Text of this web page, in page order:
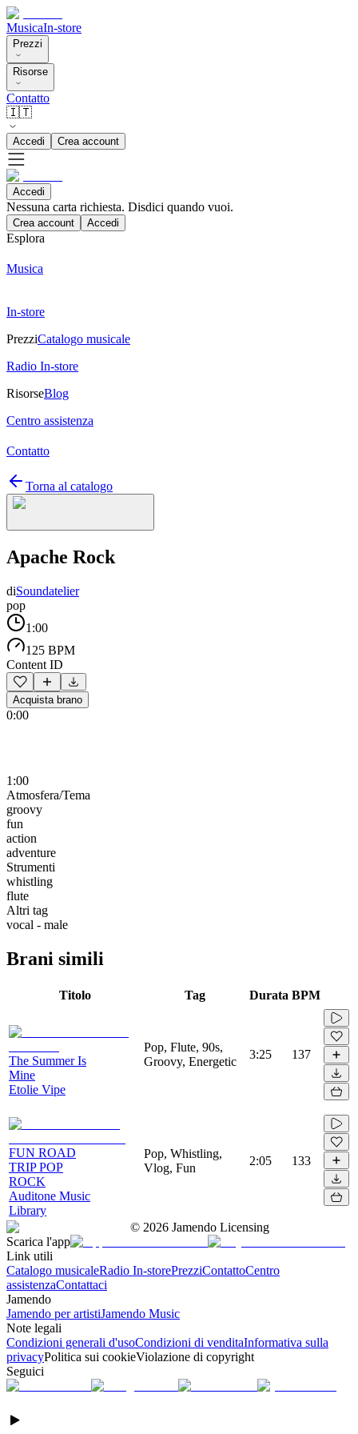
MusicaIn-store
Prezzi
Risorse
Contatto
🇮🇹
Accedi Crea account
Accedi
Nessuna carta richiesta. Disdici quando vuoi.
Crea account Accedi
Esplora
Musica
In-store
PrezziCatalogo musicale
Radio In-store
RisorseBlog
Centro assistenza
Contatto
Torna al catalogo
Apache Rock
diSoundatelier
pop
1:00
125 BPM
Content ID
Acquista brano
0:00
1:00
Atmosfera/Tema
groovy
fun
action
adventure
Strumenti
whistling
flute
Altri tag
vocal - male
Brani simili
Titolo Tag Durata BPM
The Summer Is
Mine
Etolie Vipe
Pop, Flute, 90s,
Groovy, Energetic
3:25 137
FUN ROAD
TRIP POP
ROCK
Auditone Music
Library
Pop, Whistling,
Vlog, Fun
2:05 133
© 2026 Jamendo Licensing
Scarica l'app
Link utili
Catalogo musicaleRadio In-storePrezziContattoCentro
assistenzaContattaci
Jamendo
Jamendo per artistiJamendo Music
Note legali
Condizioni generali d'usoCondizioni di venditaInformativa sulla
privacyPolitica sui cookieViolazione di copyright
Seguici